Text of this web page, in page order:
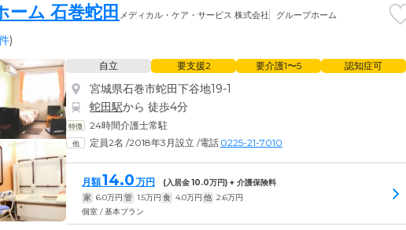
ーム 石巻蛇田 メディカル・ケア・サービス 株式会社 グループホーム
)
自立 要支援2 要介護1〜5 認知症可
宮城県石巻市蛇田下谷地19-1
蛇田駅から 徒歩4分
24時間介護士常駐
定員2名 /2018年3月設立 /電話 0225-21-7010
月額14.0 万円 (入居金10.0万円) + 介護保険料
家 6.0万円 管 1.5万円 食 4.0万円 他 2.6万円
個室 / 基本プラン